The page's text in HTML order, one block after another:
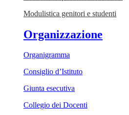
Modulistica genitori e studenti
Organizzazione
Organigramma
Consiglio d’Istituto
Giunta esecutiva
Collegio dei Docenti